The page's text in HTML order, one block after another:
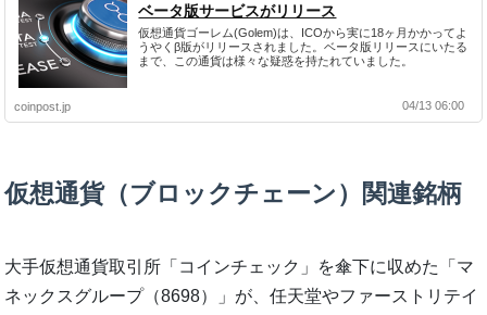
ベータ版サービスがリリース
仮想通貨ゴーレム(Golem)は、ICOから実に18ヶ月かかってよ
うやくβ版がリリースされました。ベータ版リリースにいたる
まで、この通貨は様々な疑惑を持たれていました。
coinpost.jp 04/13 06:00
仮想通貨（ブロックチェーン）関連銘柄
大手仮想通貨取引所「コインチェック」を傘下に収めた「マ
ネックスグループ（8698）」が、任天堂やファーストリテイ